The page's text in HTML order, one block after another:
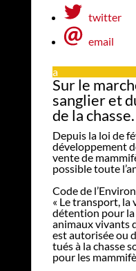
twitter
email
a
Sur le
sanglier et
de la chasse.
Depuis la loi de
développement
vente de
possible toute
Code de
« Le transport, la
détention pour la
animaux vivants
est autorisée ou
tués à la chasse
pour les